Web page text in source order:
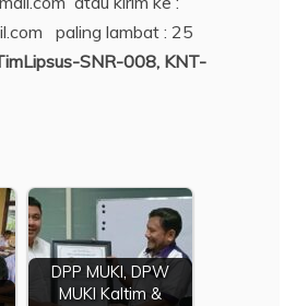
paling lambat : 25
SNR-008, KNT-
DPP MUKI, DPW
MUKI Kaltim &